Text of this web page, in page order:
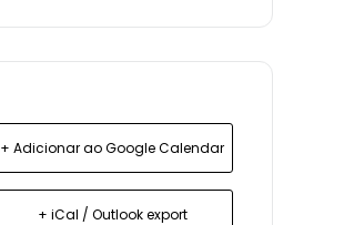
+ Adicionar ao Google Calendar
+ iCal / Outlook export